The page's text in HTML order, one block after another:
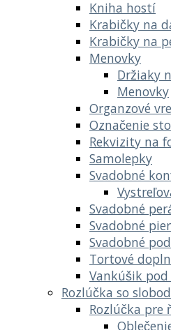
Kniha hostí
Krabičky na
Krabičky na
Menovky
Držiaky
Menovky
Organzové
Označenie
Rekvizity na
Samolepky
Svadobné
Svadobné
Svadobné
Svadobné
Tortové
Vankúšik
Rozlúčka so
Rozlúčka pre